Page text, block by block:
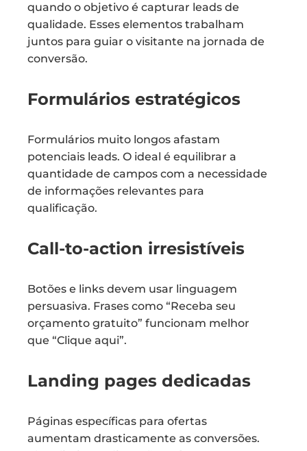
quando o objetivo é capturar leads de
qualidade. Esses elementos trabalham
juntos para guiar o visitante na jornada de
conversão.
Formulários estratégicos
Formulários muito longos afastam
potenciais leads. O ideal é equilibrar a
quantidade de campos com a necessidade
de informações relevantes para
qualificação.
Call-to-action irresistíveis
Botões e links devem usar linguagem
persuasiva. Frases como “Receba seu
orçamento gratuito” funcionam melhor
que “Clique aqui”.
Landing pages dedicadas
Páginas específicas para ofertas
aumentam drasticamente as conversões.